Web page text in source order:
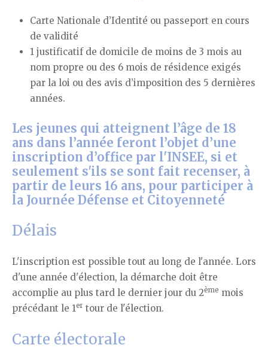
Carte Nationale d’Identité ou passeport en cours
de validité
1 justificatif de domicile de moins de 3 mois au
nom propre ou des 6 mois de résidence exigés
par la loi ou des avis d’imposition des 5 dernières
années.
Les jeunes qui atteignent l’âge de 18
ans dans l’année feront l’objet d’une
inscription d’office par l'INSEE, si et
seulement s'ils se sont fait recenser, à
partir de leurs 16 ans, pour participer à
la Journée Défense et Citoyenneté
Délais
L'inscription est possible tout au long de l'année. Lors
d'une année d'élection, la démarche doit être
accomplie au plus tard le dernier jour du 2ème mois
précédant le 1er tour de l'élection.
Carte électorale